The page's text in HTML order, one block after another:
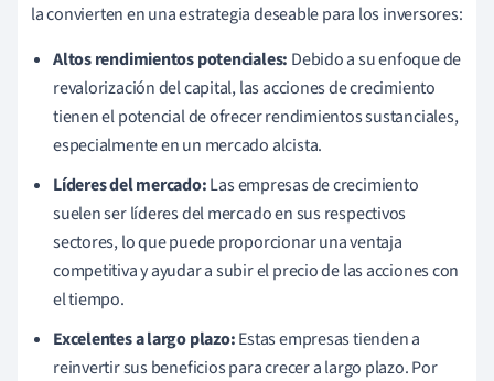
la convierten en una estrategia deseable para los inversores:
Altos rendimientos potenciales: Debido a su enfoque de
revalorización del capital, las acciones de crecimiento
tienen el potencial de ofrecer rendimientos sustanciales,
especialmente en un mercado alcista.
Líderes del mercado:Las empresas de crecimiento
suelen ser líderes del mercado en sus respectivos
sectores, lo que puede proporcionar una ventaja
competitiva y ayudar a subir el precio de las acciones con
el tiempo.
Excelentes a largo plazo:Estas empresas tienden a
reinvertir sus beneficios para crecer a largo plazo. Por